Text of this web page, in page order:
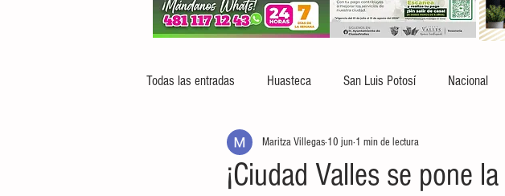
Todas las entradas Huasteca San Luis Potosí Nacional
¡Ciudad Valles se pone
Maritza Villegas 10 jun 1 min de lectura